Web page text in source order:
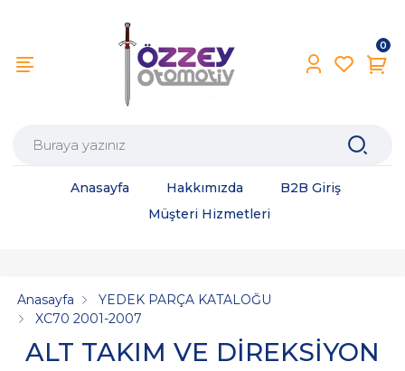
0
Anasayfa Hakkımızda
B2B Giriş
Müşteri Hizmetleri
ALT TAKIM VE DİREKSİYON
Anasayfa
YEDEK PARÇA KATALOĞU
XC70 2001-2007